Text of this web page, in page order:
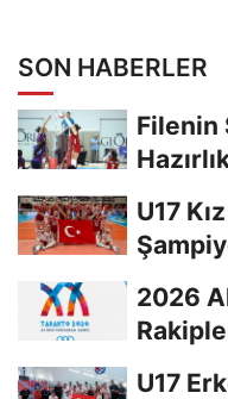
SON HABERLER
Filenin
U17
2026
U17